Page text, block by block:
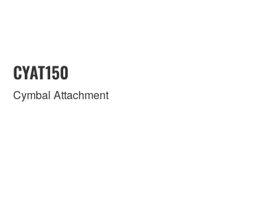
CYAT150
Cymbal Attachment